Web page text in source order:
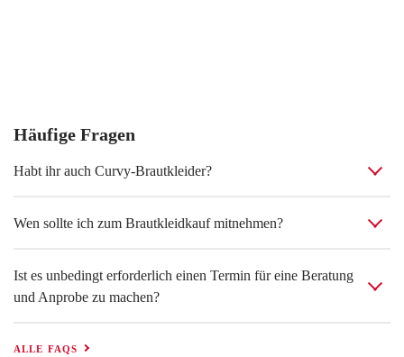
Häufige Fragen
Habt ihr auch Curvy-Brautkleider?
Wen sollte ich zum Brautkleidkauf mitnehmen?
Ist es unbedingt erforderlich einen Termin für eine Beratung
und Anprobe zu machen?
ALLE FAQS